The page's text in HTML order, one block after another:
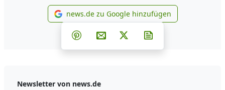
news.de zu Google
news.de zu Google hinzufügen
Teilen auf Facebook
Teilen auf Whatsapp
Teilen auf Telegram
Teilen auf Pinterest
Per E-Mail teilen
Post auf X
Newsletter von news.de